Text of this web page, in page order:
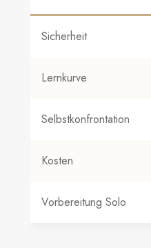
Sicherheit
Lernkurve
Selbstkonfrontation
Kosten
Vorbereitung Solo